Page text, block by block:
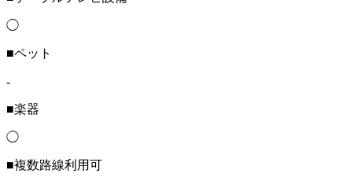
◯
■ペット
-
■楽器
◯
■複数路線利用可